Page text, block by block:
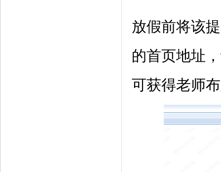
放假前将该
的首页地址
可获得老师